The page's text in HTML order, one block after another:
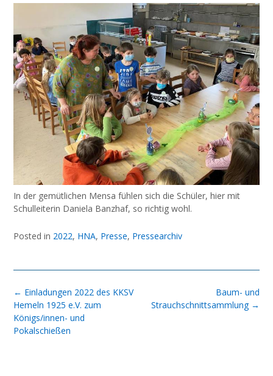
In der gemütlichen Mensa fühlen sich die Schüler, hier mit
Schulleiterin Daniela Banzhaf, so richtig wohl.
Posted in 2022, HNA, Presse, Pressearchiv
Post
navigation
Baum- und
Strauchschnittsammlung →
← Einladungen 2022 des KKSV
Hemeln 1925 e.V. zum
Königs/innen- und
Pokalschießen